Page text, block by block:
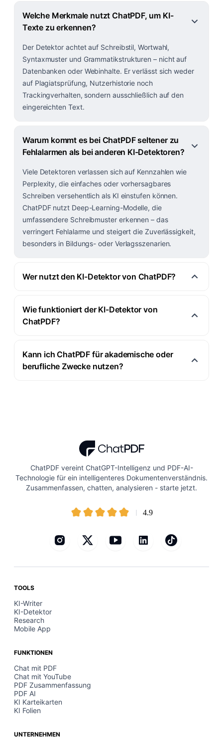
Welche Merkmale nutzt ChatPDF, um KI-
Texte zu erkennen?
Der Detektor achtet auf Schreibstil, Wortwahl,
Syntaxmuster und Grammatikstrukturen – nicht auf
Datenbanken oder Webinhalte. Er verlässt sich weder
auf Plagiatsprüfung, Nutzerhistorie noch
Trackingverhalten, sondern ausschließlich auf den
eingereichten Text.
Warum kommt es bei ChatPDF seltener zu
Fehlalarmen als bei anderen KI-Detektoren?
Viele Detektoren verlassen sich auf Kennzahlen wie
Perplexity, die einfaches oder vorhersagbares
Schreiben versehentlich als KI einstufen können.
ChatPDF nutzt Deep-Learning-Modelle, die
umfassendere Schreibmuster erkennen – das
verringert Fehlalarme und steigert die Zuverlässigkeit,
besonders in Bildungs- oder Verlagsszenarien.
Wer nutzt den KI-Detektor von ChatPDF?
Wie funktioniert der KI-Detektor von
ChatPDF?
Kann ich ChatPDF für akademische oder
berufliche Zwecke nutzen?
ChatPDF vereint ChatGPT-Intelligenz und PDF-AI-
Technologie für ein intelligenteres Dokumentenverständnis.
Zusammenfassen, chatten, analysieren - starte jetzt.
4.9
TOOLS
KI-Writer
KI-Detektor
Research
Mobile App
FUNKTIONEN
Chat mit PDF
Chat mit YouTube
PDF Zusammenfassung
PDF AI
KI Karteikarten
KI Folien
UNTERNEHMEN